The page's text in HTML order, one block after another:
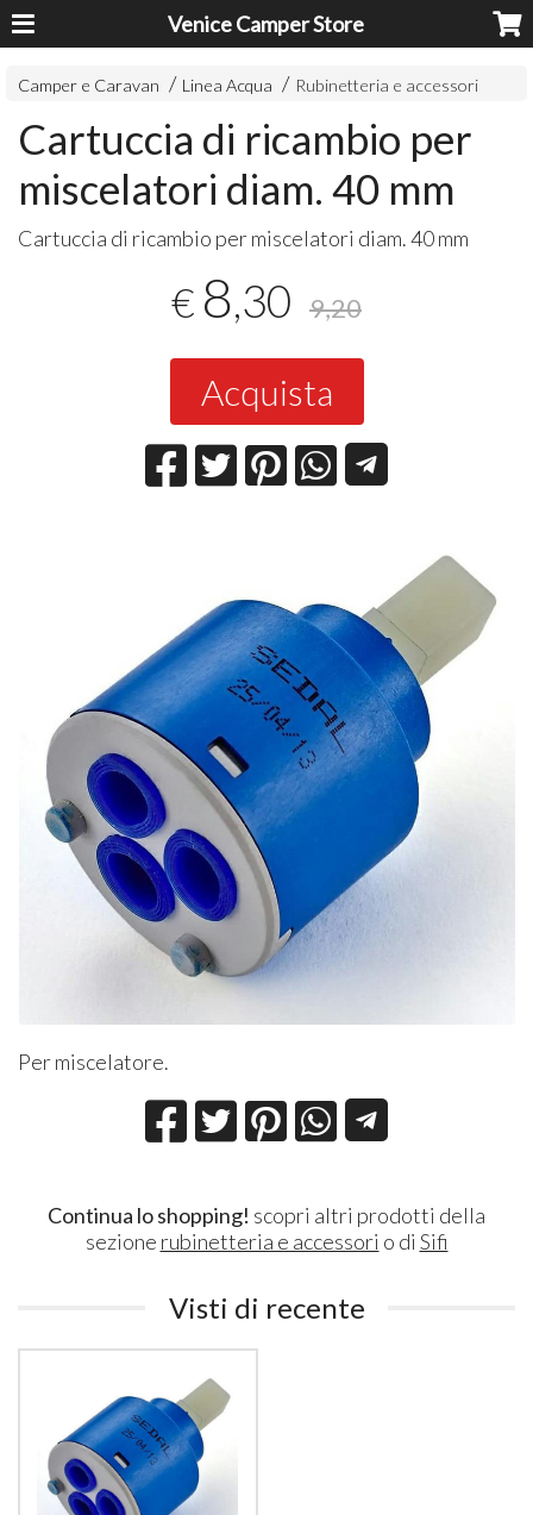
Venice Camper Store
Camper e Caravan Linea Acqua Rubinetteria e accessori
Cartuccia di ricambio per
miscelatori diam. 40 mm
Cartuccia di ricambio per miscelatori diam. 40 mm
€ 8,30 9,20
Acquista
Per miscelatore.
Continua lo shopping! scopri altri prodotti della
sezione rubinetteria e accessori o di Sifi
Visti di recente